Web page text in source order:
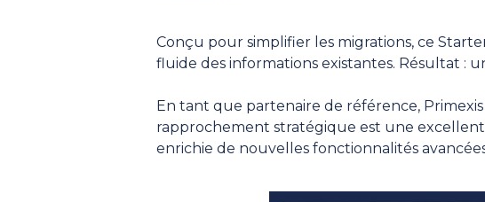
Conçu pour simplifier les migrations, ce
fluide des informations existantes. Résultat :
En tant que partenaire de référence,
rapprochement stratégique est une
enrichie de nouvelles fonctionnalités